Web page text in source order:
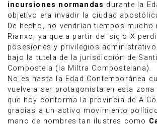
incursiones normandas durante la
objetivo era invadir la ciudad
De hecho, no vendrían tiempos mucho
Rianxo, ya que a partir del siglo X
posesiones y privilegios
bajo la tutela de la jurisdicción de
Compostela (la Miltra Compostelana).
No es hasta la Edad Contemporánea
vuelve a ser protagonista en esta
que hoy conforma la provincia de A
gracias a un activo movimiento
mano de nombres tan ilustres como